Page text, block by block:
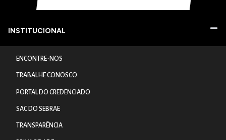
INSTITUCIONAL
ENCONTRE-NOS
TRABALHE CONOSCO
PORTAL DO CREDENCIADO
SAC DO SEBRAE
TRANSPARÊNCIA